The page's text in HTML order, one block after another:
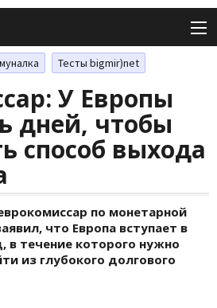
Тесты bigmir)net
У Европы
дней, чтобы
способ выхода
по монетарной
что Европа вступает в
в течение которого нужно
из глубокого долгового